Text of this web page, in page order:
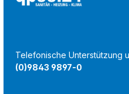
Telefonische Unterstützung
(0)9843 9897-0